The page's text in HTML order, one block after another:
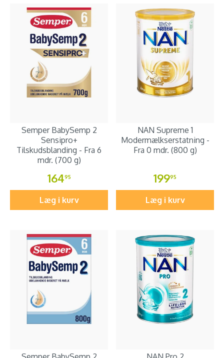
Semper BabySemp 2
Sensipro+
Tilskudsblanding - Fra 6
mdr. (700 g)
16495
Læg i kurv
NAN Supreme 1
Modermælkserstatning -
Fra 0 mdr. (800 g)
19995
Læg i kurv